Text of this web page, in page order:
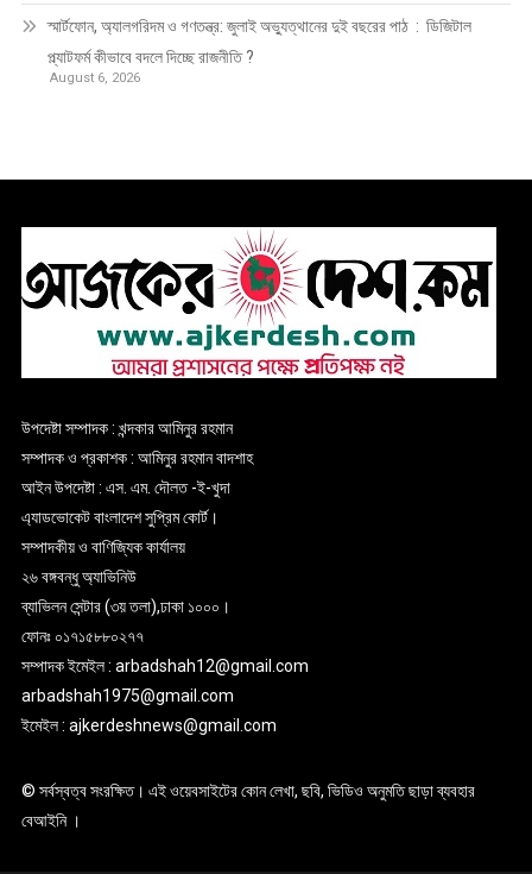
স্মার্টফোন, অ্যালগরিদম ও গণতন্ত্র: জুলাই অভ্যুত্থানের দুই বছরের পাঠ : ডিজিটাল
প্ল্যাটফর্ম কীভাবে বদলে দিচ্ছে রাজনীতি ?
August 6, 2026
উপদেষ্টা সম্পাদক : খন্দকার আমিনুর রহমান
সম্পাদক ও প্রকাশক : আমিনুর রহমান বাদশাহ
আইন উপদেষ্টা : এস. এম. দৌলত -ই-খুদা
এ্যাডভোকেট বাংলাদেশ সুপ্রিম কোর্ট।
সম্পাদকীয় ও বাণিজ্যিক কার্যালয়
২৬ বঙ্গবন্ধু অ্যাভিনিউ
ব্যাভিলন সেন্টার (৩য় তলা),ঢাকা ১০০০।
ফোনঃ ০১৭১৫৮৮০২৭৭
সম্পাদক ইমেইল : arbadshah12@gmail.com
arbadshah1975@gmail.com
ইমেইল : ajkerdeshnews@gmail.com
© সর্বস্বত্ব সংরক্ষিত। এই ওয়েবসাইটের কোন লেখা, ছবি, ভিডিও অনুমতি ছাড়া ব্যবহার
বেআইনি ।